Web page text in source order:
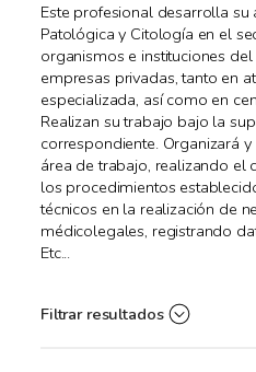
Este profesional desarrolla
Patológica y Citología en el
organismos e instituciones
empresas privadas, tanto en
especializada, así como en
Realizan su trabajo bajo la
correspondiente. Organizará
área de trabajo, realizando el
los procedimientos
técnicos en la realización de
médicolegales, registrando
Etc...
Filtrar resultados